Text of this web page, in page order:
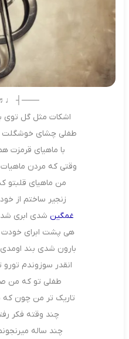
├───
اشکات مثل گل توی
طفلی چشای خوشگلت
با ماهیای قرمزت
وقتی که مردن ماهیات
من ماهیای قلبتو
زنجیر ساختم از
غمگین شدی ابری
هی پشت ابرای
بارون شدی بند اومدی
انقدر سوزوندم
طفلی تو که من
تاریک تر من چون که
چند وقته فکر
چند ساله